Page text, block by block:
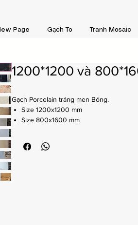
Page Gạch To Tranh Mosaic
1200*1200 và
Gạch Porcelain tráng men Bóng.
Size 1200x1200 mm
Size 800x1600 mm